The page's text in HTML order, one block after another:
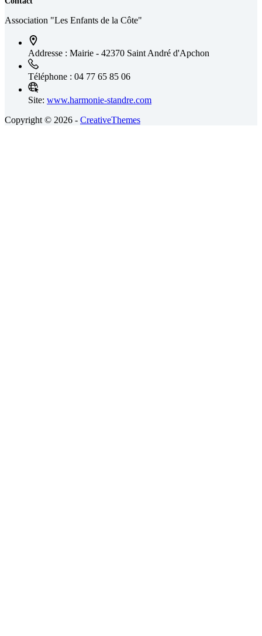
Association "Les Enfants de la Côte"
Addresse : Mairie - 42370 Saint André d'Apchon
Téléphone : 04 77 65 85 06
Site: www.harmonie-standre.com
Copyright © 2026 - CreativeThemes